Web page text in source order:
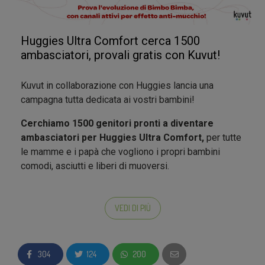
prodotto da testare
•sono pronti a ricevere il Kit Ambassador e
durante la Fase WOM.
importanti e vengono scelti dagli ambasciatori
Perció,la missione degli ambasciatori sarà
provare il prodotto, parlarne e condividerlo:)
a) Provare Huggies Ultra Comfort;
b) Distribuire il campione di prodotto e coupon sconto
tra suoi amici/conoscenti/parenti offrendo loro la
Huggies Ultra Comfort cerca 1500
ambasciatori, provali gratis con Kuvut!
Kuvut in collaborazione con Huggies lancia una
campagna tutta dedicata ai vostri bambini!
Cerchiamo 1500 genitori pronti a diventare
ambasciatori per Huggies Ultra Comfort, per tutte
le mamme e i papà che vogliono i propri bambini
comodi, asciutti e liberi di muoversi.
Compila il questionario e iscriviti alla campagna
Svolgi tutte le azioni presenti nella tua area
VEDI DI PIÙ
304 124 200